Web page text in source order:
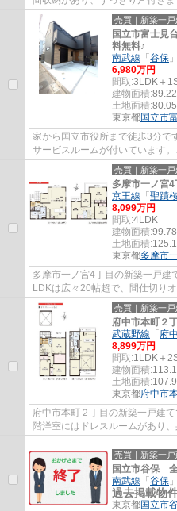
から暖かです。エコジョーズは
売買｜新築一戸
国立市富士
料無料♪
南武線 「 谷保
6,980万円
間取:3LDK＋
建物面積:
土地面積:
東京都国立市
家から国立市役所まで徒歩3分で
サービスルームが付いています
ために、新築戸建てはいかがで
売買｜新築一戸
多摩市一ノ宮
京王線 「 聖蹟
8,099万円
間取:4LDK
建物面積:
土地面積:
東京都多摩市
多摩市一ノ宮4丁目の新築一戸建
LDKは広々20帖超で、間仕切り
す。エコジョーズや床暖房等、
売買｜新築一戸
府中市本町
武蔵野線 「 府
8,899万円
間取:1LDK＋
建物面積:
土地面積:
東京都府中市
府中市本町２丁目の新築一戸建
階洋室にはドレスルームがあり
きるので便利です。２階LDKは
売買｜新築一戸
国立市谷保
南武線 「 谷保
過去掲載物
東京都国立市